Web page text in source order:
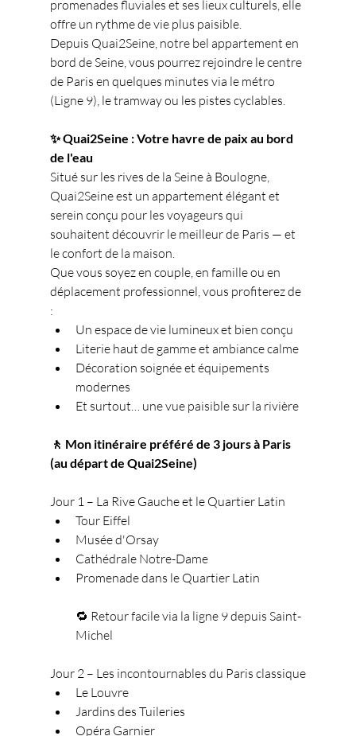
promenades fluviales et ses lieux culturels, elle
offre un rythme de vie plus paisible.
Depuis Quai2Seine, notre bel appartement en
bord de Seine, vous pourrez rejoindre le centre
de Paris en quelques minutes via le métro
(Ligne 9), le tramway ou les pistes cyclables.
✨ Quai2Seine : Votre havre de paix au bord
de l'eau
Situé sur les rives de la Seine à Boulogne,
Quai2Seine est un appartement élégant et
serein conçu pour les voyageurs qui
souhaitent découvrir le meilleur de Paris — et
le confort de la maison.
Que vous soyez en couple, en famille ou en
déplacement professionnel, vous profiterez de
:
Un espace de vie lumineux et bien conçu
Literie haut de gamme et ambiance calme
Décoration soignée et équipements
modernes
Et surtout… une vue paisible sur la rivière
🚶 Mon itinéraire préféré de 3 jours à Paris
(au départ de Quai2Seine)
Jour 1 – La Rive Gauche et le Quartier Latin
Tour Eiffel
Musée d'Orsay
Cathédrale Notre-Dame
Promenade dans le Quartier Latin
🔁 Retour facile via la ligne 9 depuis Saint-
Michel
Jour 2 – Les incontournables du Paris classique
Le Louvre
Jardins des Tuileries
Opéra Garnier